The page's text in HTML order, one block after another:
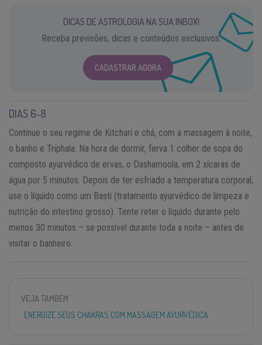
DICAS DE ASTROLOGIA NA SUA INBOX!
Receba previsões, dicas e conteúdos exclusivos.
CADASTRAR AGORA
DIAS 6-8
Continue o seu regime de Kitchari e chá, com a massagem à noite,
o banho e Triphala. Na hora de dormir, ferva 1 colher de sopa do
composto ayurvédico de ervas, o Dashamoola, em 2 xícaras de
água por 5 minutos. Depois de ter esfriado a temperatura corporal,
use o líquido como um Basti (tratamento ayurvédico de limpeza e
nutrição do intestino grosso). Tente reter o líquido durante pelo
menos 30 minutos – se possível durante toda a noite – antes de
visitar o banheiro.
VEJA TAMBÉM
ENERGIZE SEUS CHAKRAS COM MASSAGEM AYURVÉDICA